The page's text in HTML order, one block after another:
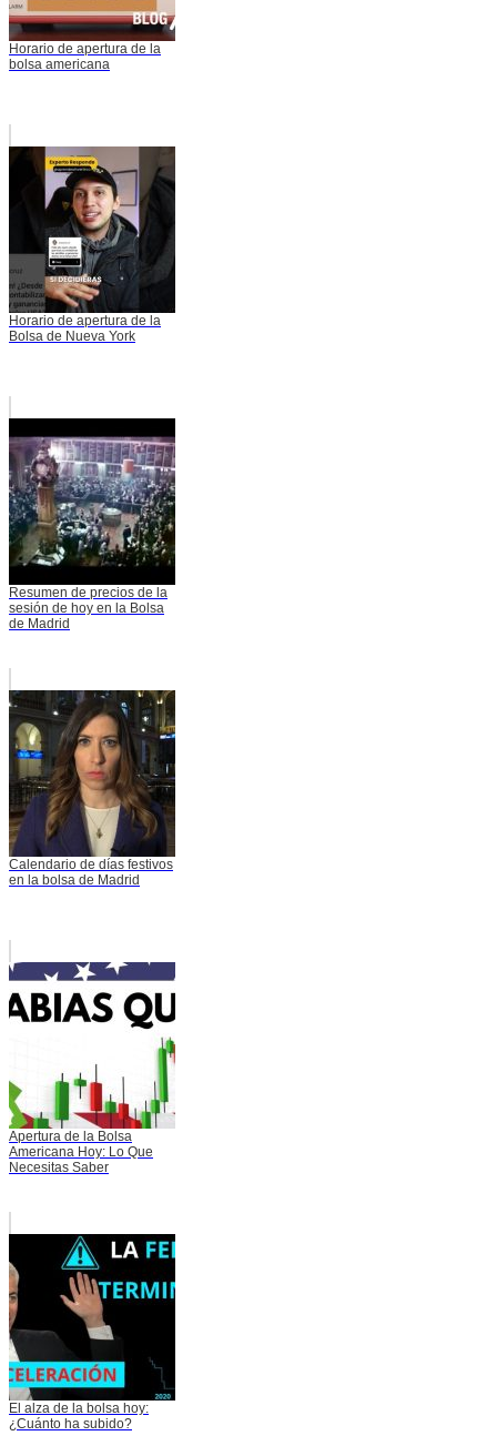
Horario de apertura de la
bolsa americana
Horario de apertura de la
Bolsa de Nueva York
Resumen de precios de la
sesión de hoy en la Bolsa
de Madrid
Calendario de días festivos
en la bolsa de Madrid
Apertura de la Bolsa
Americana Hoy: Lo Que
Necesitas Saber
El alza de la bolsa hoy:
¿Cuánto ha subido?